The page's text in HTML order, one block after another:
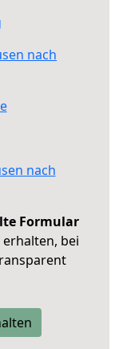
nach
nach
Formular
bei